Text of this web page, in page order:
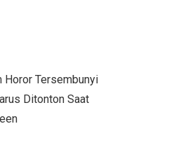
Horor Tersembunyi
Ditonton Saat